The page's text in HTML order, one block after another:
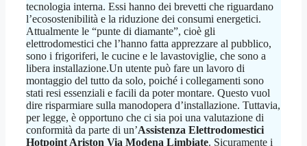
tecnologia interna. Essi hanno dei brevetti che riguardano
l’ecosostenibilità e la riduzione dei consumi energetici.
Attualmente le “punte di diamante”, cioè gli
elettrodomestici che l’hanno fatta apprezzare al pubblico,
sono i frigoriferi, le cucine e le lavastoviglie, che sono a
libera installazione.Un utente può fare un lavoro di
montaggio del tutto da solo, poiché i collegamenti sono
stati resi essenziali e facili da poter montare. Questo vuol
dire risparmiare sulla manodopera d’installazione. Tuttavia,
per legge, è opportuno che ci sia poi una valutazione di
conformità da parte di un’Assistenza Elettrodomestici
Hotpoint Ariston Via Modena Limbiate. Sicuramente i